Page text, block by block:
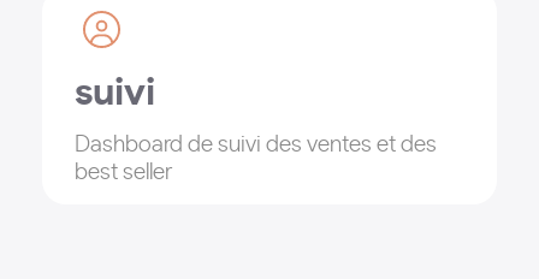
suivi
Dashboard de suivi des ventes et des
best seller